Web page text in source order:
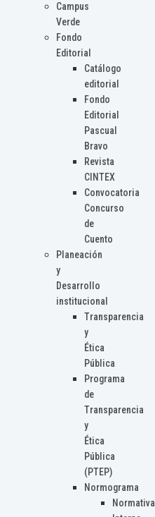
Campus
Verde
Fondo
Editorial
Catálogo
editorial
Fondo
Editorial
Pascual
Bravo
Revista
CINTEX
Convocatoria
Concurso
de
Cuento
Planeación
y
Desarrollo
institucional
Transparencia
y
Ética
Pública
Programa
de
Transparencia
y
Ética
Pública
(PTEP)
Normograma
Normativa